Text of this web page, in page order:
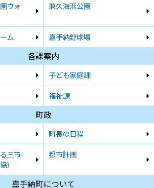
ウォ
兼久海浜公園
ム 嘉手納野球場
各課案内
子ども家庭課
福祉課
町政
町長の日程
三市
）
都市計画
嘉手納町について